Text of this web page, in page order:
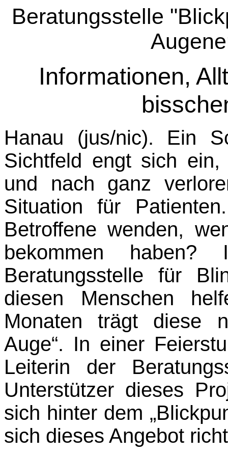
Beratungsstelle
Informationen,
Hanau (jus/nic). Ein
Sichtfeld engt sich
und nach ganz
Situation für
Betroffene wenden,
bekommen
Beratungsstelle für
diesen Menschen
Monaten trägt diese
Auge“. In einer
Leiterin der
Unterstützer dieses
sich hinter dem
sich dieses Angebot